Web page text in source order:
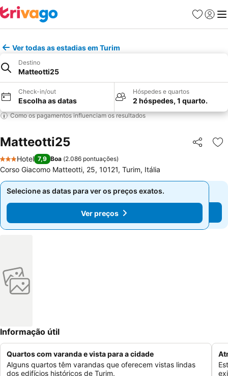
Favoritos
Iniciar
Ver todas as estadias em Turim
Destino
Matteotti25
Check-in/out
Escolha as datas
Hóspedes e quartos
2 hóspedes, 1 quarto.
Como os pagamentos influenciam os resultados
Matteotti25 Partilhar
3 Estrelas
Hotel 7,9 Boa (2.086 pontuações)
Corso Giacomo Matteotti, 25, 10121, Turim, Itália
Selecione as datas para ver os preços exatos.
Ver preços
Selecione as datas para ver os preços exatos.
Ver preços
Informação útil
Quartos com varanda e vista para a cidade
Alguns quartos têm varandas que oferecem vistas lindas
dos edifícios históricos de Turim.